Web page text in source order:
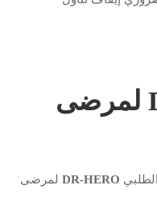
نصائح DR-HERO لمرضى
DR-HERO لمرضى